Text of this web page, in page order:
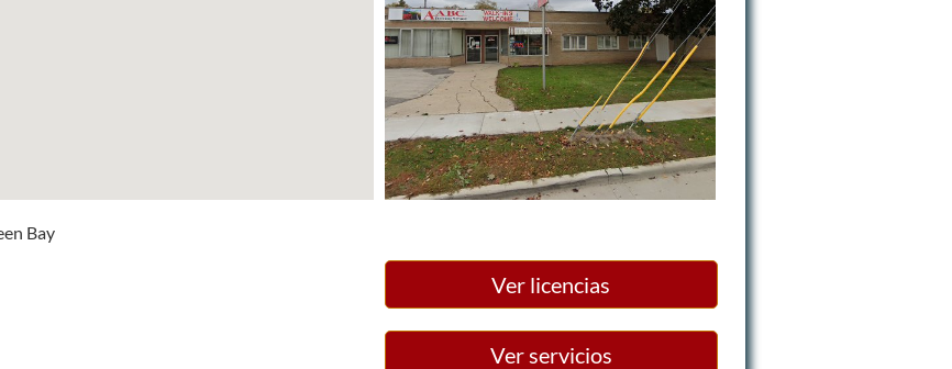
Bay
Ver licencias
Ver servicios